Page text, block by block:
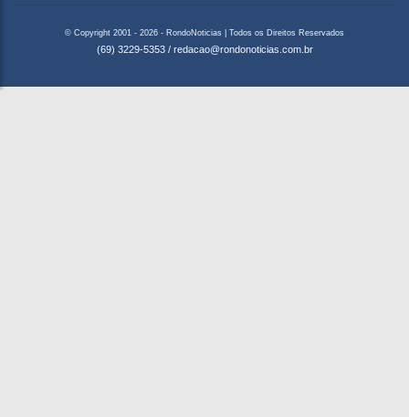
© Copyright 2001 - 2026 - RondoNoticias | Todos os Direitos Reservados
(69) 3229-5353 / redacao@rondonoticias.com.br